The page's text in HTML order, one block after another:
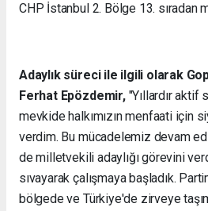
CHP İstanbul 2. Bölge 13. sıradan
Adaylık süreci ile ilgili olarak
Ferhat Epözdemir,"Yıllardır aktif
mevkide halkımızın menfaati için
verdim. Bu mücadelemiz devam
de milletvekili adaylığı görevini
sıvayarak çalışmaya başladık.
bölgede ve Türkiye'de zirveye